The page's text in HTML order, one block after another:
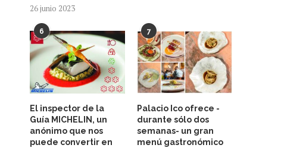
26 junio 2023
6
El inspector de la
Guía MICHELIN, un
anónimo que nos
puede convertir en
7
Palacio Ico ofrece -
durante sólo dos
semanas- un gran
menú gastronómico